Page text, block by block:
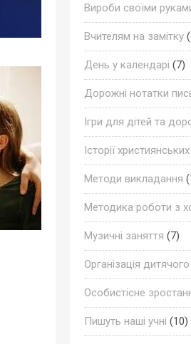
Вироби своїми
Вчителям на замітку
День у календарі (7)
Дорожні нотатки
Ігри для дітей та
Історії
Методи викладання
Методика роботи з
Музичні заняття (7)
Організація
Особистісне
Пишуть наші учні (10)